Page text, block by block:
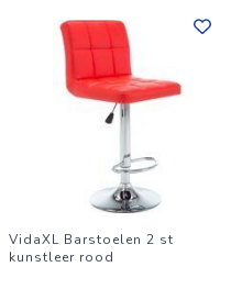
VidaXL Barstoelen 2 st
kunstleer rood